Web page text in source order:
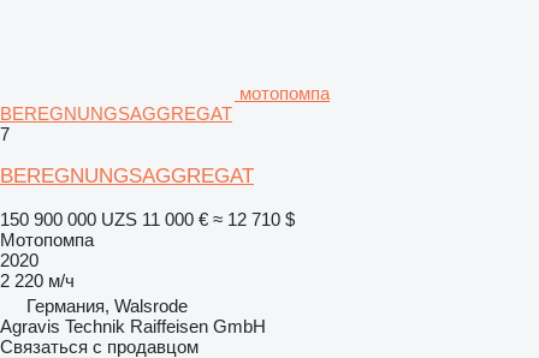
мотопомпа
BEREGNUNGSAGGREGAT
7
BEREGNUNGSAGGREGAT
150 900 000 UZS 11 000 € ≈ 12 710 $
Мотопомпа
2020
2 220 м/ч
Германия, Walsrode
Agravis Technik Raiffeisen GmbH
Связаться с продавцом